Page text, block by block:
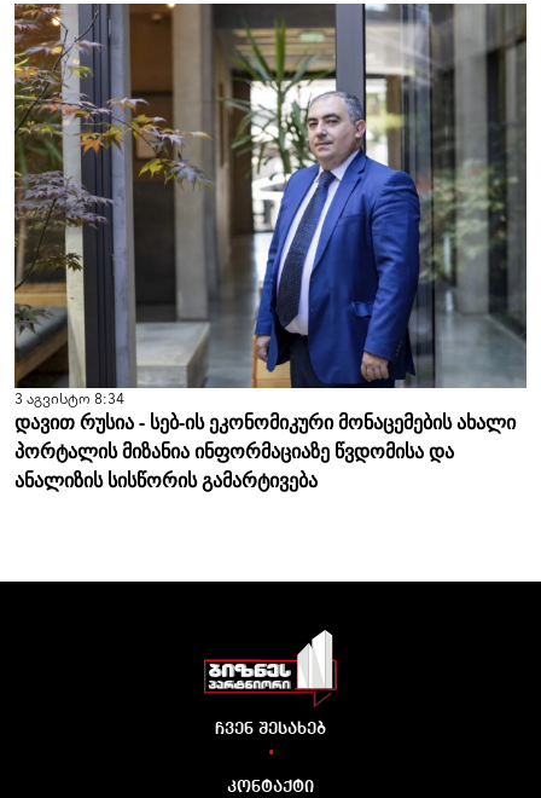
3 აგვისტო 8:34
დავით რუსია - სებ-ის ეკონომიკური მონაცემების ახალი
პორტალის მიზანია ინფორმაციაზე წვდომისა და
ანალიზის სისწორის გამარტივება
ჩვენ შესახებ
•
კონტაქტი